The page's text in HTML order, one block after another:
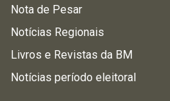
Nota de Pesar
Notícias Regionais
Livros e Revistas da BM
Notícias período eleitoral